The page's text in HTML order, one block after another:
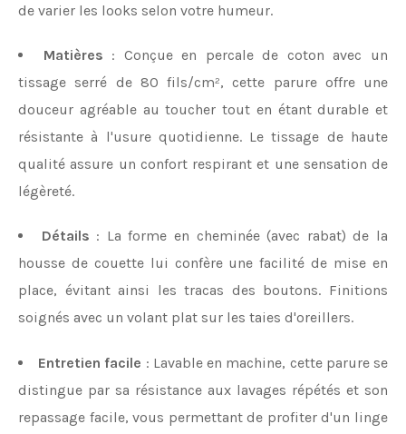
de varier les looks selon votre humeur.
Matières : Conçue en percale de coton avec un
tissage serré de 80 fils/cm², cette parure offre une
douceur agréable au toucher tout en étant durable et
résistante à l'usure quotidienne. Le tissage de haute
qualité assure un confort respirant et une sensation de
légèreté.
Détails : La forme en cheminée (avec rabat) de la
housse de couette lui confère une facilité de mise en
place, évitant ainsi les tracas des boutons. Finitions
soignés avec un volant plat sur les taies d'oreillers.
Entretien facile : Lavable en machine, cette parure se
distingue par sa résistance aux lavages répétés et son
repassage facile, vous permettant de profiter d'un linge